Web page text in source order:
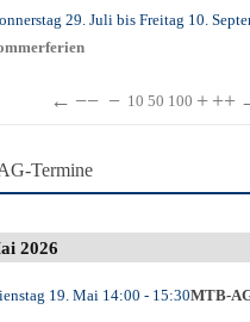
29. Julibis Freitag 10.
← −− − 10 50 100 + ++
Termine
2026
19. Mai 14:00 - 15:30MTB-